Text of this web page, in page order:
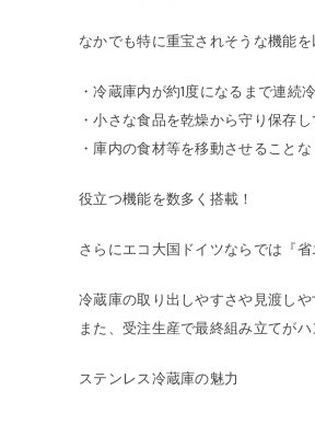
なかでも特に重宝されそうな機能を
・冷蔵庫内が約1度になるまで連続
・小さな食品を乾燥から守り保存
・庫内の食材等を移動させること
役立つ機能を数多く搭載！
さらにエコ大国ドイツならでは『
冷蔵庫の取り出しやすさや見渡し
また、受注生産で最終組み立てが
ステンレス冷蔵庫の魅力